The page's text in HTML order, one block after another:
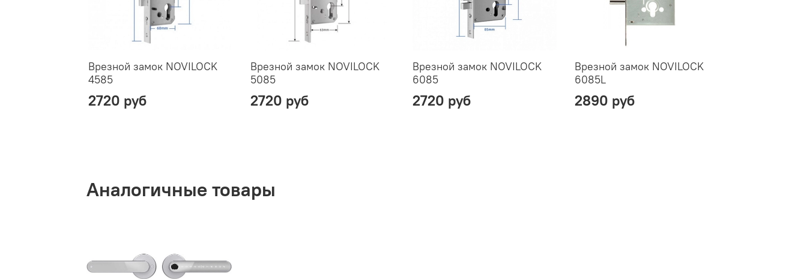
Врезной замок NOVILOCK
4585
2720 руб
Врезной замок NOVILOCK
5085
2720 руб
Врезной замок NOVILOCK
6085
2720 руб
Врезной замок NOVILOCK
6085L
2890 руб
Аналогичные товары